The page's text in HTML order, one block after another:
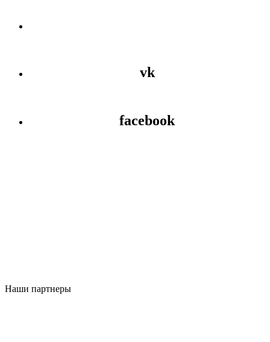
vk
facebook
Наши партнеры